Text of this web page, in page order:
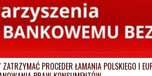
PROCEDER ŁAMANIA POLSKIEGO I